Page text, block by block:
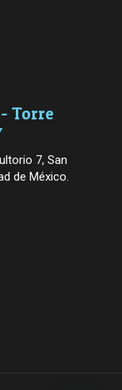
Torre
7, San
de México.